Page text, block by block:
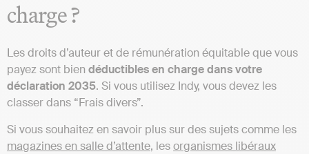
charge ?
Les droits d’auteur et de rémunération équitable que vous
payez sont bien déductibles en charge dans votre
déclaration 2035. Si vous utilisez Indy, vous devez les
classer dans “Frais divers”.
Si vous souhaitez en savoir plus sur des sujets comme les
magazines en salle d’attente, lesorganismes libéraux